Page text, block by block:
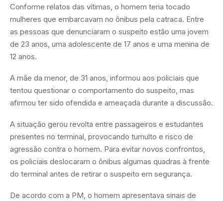
Conforme relatos das vítimas, o homem teria tocado
mulheres que embarcavam no ônibus pela catraca. Entre
as pessoas que denunciaram o suspeito estão uma jovem
de 23 anos, uma adolescente de 17 anos e uma menina de
12 anos.
A mãe da menor, de 31 anos, informou aos policiais que
tentou questionar o comportamento do suspeito, mas
afirmou ter sido ofendida e ameaçada durante a discussão.
A situação gerou revolta entre passageiros e estudantes
presentes no terminal, provocando tumulto e risco de
agressão contra o homem. Para evitar novos confrontos,
os policiais deslocaram o ônibus algumas quadras à frente
do terminal antes de retirar o suspeito em segurança.
De acordo com a PM, o homem apresentava sinais de